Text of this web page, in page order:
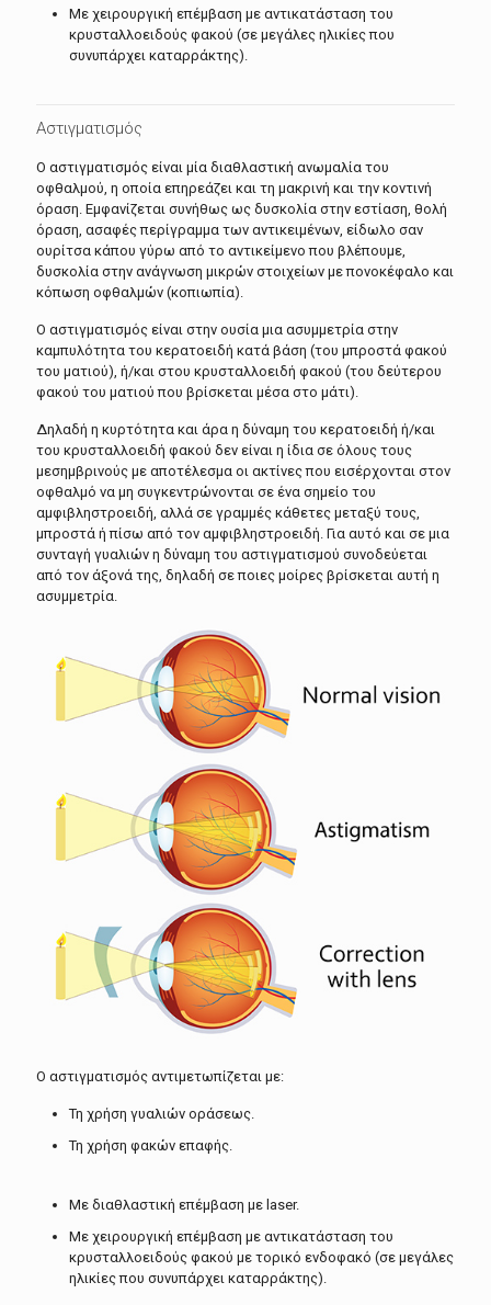
Με χειρουργική επέμβαση με αντικατάσταση του
κρυσταλλοειδούς φακού (σε μεγάλες ηλικίες που
συνυπάρχει καταρράκτης).
Αστιγματισμός
Ο αστιγματισμός είναι μία διαθλαστική ανωμαλία του
οφθαλμού, η οποία επηρεάζει και τη μακρινή και την κοντινή
όραση. Εμφανίζεται συνήθως ως δυσκολία στην εστίαση, θολή
όραση, ασαφές περίγραμμα των αντικειμένων, είδωλο σαν
ουρίτσα κάπου γύρω από το αντικείμενο που βλέπουμε,
δυσκολία στην ανάγνωση μικρών στοιχείων με πονοκέφαλο και
κόπωση οφθαλμών (κοπιωπία).
Ο αστιγματισμός είναι στην ουσία μια ασυμμετρία στην
καμπυλότητα του κερατοειδή κατά βάση (του μπροστά φακού
του ματιού), ή/και στου κρυσταλλοειδή φακού (του δεύτερου
φακού του ματιού που βρίσκεται μέσα στο μάτι).
Δηλαδή η κυρτότητα και άρα η δύναμη του κερατοειδή ή/και
του κρυσταλλοειδή φακού δεν είναι η ίδια σε όλους τους
μεσημβρινούς με αποτέλεσμα οι ακτίνες που εισέρχονται στον
οφθαλμό να μη συγκεντρώνονται σε ένα σημείο του
αμφιβληστροειδή, αλλά σε γραμμές κάθετες μεταξύ τους,
μπροστά ή πίσω από τον αμφιβληστροειδή. Για αυτό και σε μια
συνταγή γυαλιών η δύναμη του αστιγματισμού συνοδεύεται
από τον άξονά της, δηλαδή σε ποιες μοίρες βρίσκεται αυτή η
ασυμμετρία.
Ο αστιγματισμός αντιμετωπίζεται με:
Τη χρήση γυαλιών οράσεως.
Τη χρήση φακών επαφής.
Με διαθλαστική επέμβαση με laser.
Με χειρουργική επέμβαση με αντικατάσταση του
κρυσταλλοειδούς φακού με τορικό ενδοφακό (σε μεγάλες
ηλικίες που συνυπάρχει καταρράκτης).